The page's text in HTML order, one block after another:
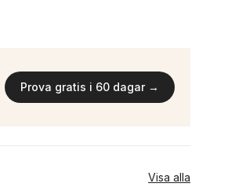
Prova gratis i 60 dagar →
Visa alla